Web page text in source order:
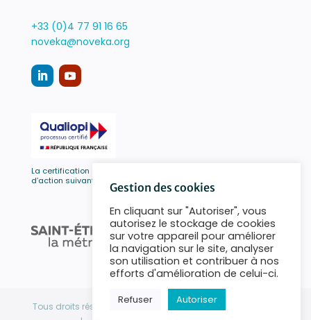
+33 (0)4 77 91 16 65
noveka@noveka.org
La certification qualité a été délivrée au titre de la catégorie
d’action suivante :
ACTIONS DE FORMATION
Tous droits réservés Novéka ! 1993-2026 |Mentions légales
Gestion des cookies
En cliquant sur "Autoriser", vous
autorisez le stockage de cookies
sur votre appareil pour améliorer
la navigation sur le site, analyser
son utilisation et contribuer à nos
efforts d'amélioration de celui-ci.
Refuser Autoriser